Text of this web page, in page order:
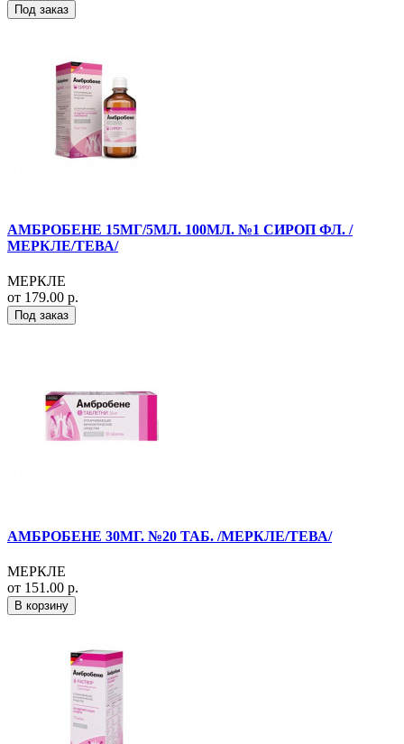
Под заказ
АМБРОБЕНЕ 15МГ/5МЛ. 100МЛ. №1 СИРОП ФЛ. /
МЕРКЛЕ/ТЕВА/
МЕРКЛЕ
от 179.00 р.
Под заказ
АМБРОБЕНЕ 30МГ. №20 ТАБ. /МЕРКЛЕ/ТЕВА/
МЕРКЛЕ
от 151.00 р.
В корзину